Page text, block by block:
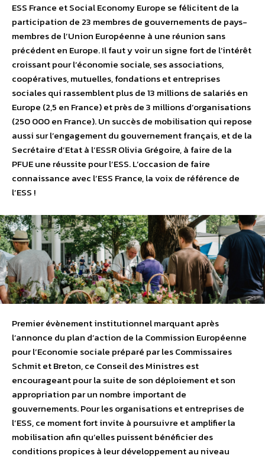
ESS France et Social Economy Europe se félicitent de la
participation de 23 membres de gouvernements de pays-
membres de l’Union Européenne à une réunion sans
précédent en Europe. Il faut y voir un signe fort de l’intérêt
croissant pour l’économie sociale, ses associations,
coopératives, mutuelles, fondations et entreprises
sociales qui rassemblent plus de 13 millions de salariés en
Europe (2,5 en France) et près de 3 millions d’organisations
(250 000 en France). Un succès de mobilisation qui repose
aussi sur l’engagement du gouvernement français, et de la
Secrétaire d’Etat à l’ESSR Olivia Grégoire, à faire de la
PFUE une réussite pour l’ESS. L’occasion de faire
connaissance avec l’ESS France, la voix de référence de
l’ESS !
Premier évènement institutionnel marquant après
l’annonce du plan d’action de la Commission Européenne
pour l’Economie sociale préparé par les Commissaires
Schmit et Breton, ce Conseil des Ministres est
encourageant pour la suite de son déploiement et son
appropriation par un nombre important de
gouvernements. Pour les organisations et entreprises de
l’ESS, ce moment fort invite à poursuivre et amplifier la
mobilisation afin qu’elles puissent bénéficier des
conditions propices à leur développement au niveau